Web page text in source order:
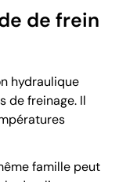
de frein
hydraulique
de freinage. Il
famille peut